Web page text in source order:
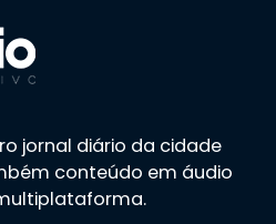
jornal diário da cidade
conteúdo em áudio